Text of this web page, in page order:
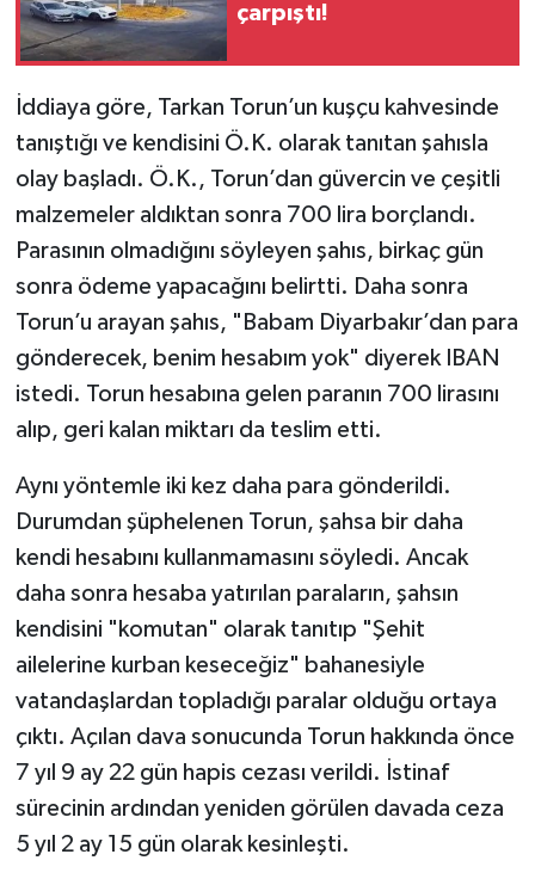
çarpıştı!
İddiaya göre, Tarkan Torun’un kuşçu kahvesinde
tanıştığı ve kendisini Ö.K. olarak tanıtan şahısla
olay başladı. Ö.K., Torun’dan güvercin ve çeşitli
malzemeler aldıktan sonra 700 lira borçlandı.
Parasının olmadığını söyleyen şahıs, birkaç gün
sonra ödeme yapacağını belirtti. Daha sonra
Torun’u arayan şahıs, "Babam Diyarbakır’dan para
gönderecek, benim hesabım yok" diyerek IBAN
istedi. Torun hesabına gelen paranın 700 lirasını
alıp, geri kalan miktarı da teslim etti.
Aynı yöntemle iki kez daha para gönderildi.
Durumdan şüphelenen Torun, şahsa bir daha
kendi hesabını kullanmamasını söyledi. Ancak
daha sonra hesaba yatırılan paraların, şahsın
kendisini "komutan" olarak tanıtıp "Şehit
ailelerine kurban keseceğiz" bahanesiyle
vatandaşlardan topladığı paralar olduğu ortaya
çıktı. Açılan dava sonucunda Torun hakkında önce
7 yıl 9 ay 22 gün hapis cezası verildi. İstinaf
sürecinin ardından yeniden görülen davada ceza
5 yıl 2 ay 15 gün olarak kesinleşti.